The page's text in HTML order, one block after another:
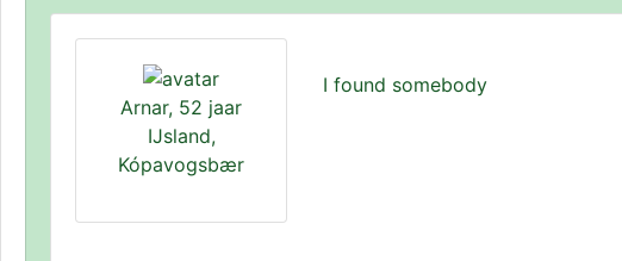
Arnar, 52 jaar
IJsland,
Kópavogsbær
I found somebody